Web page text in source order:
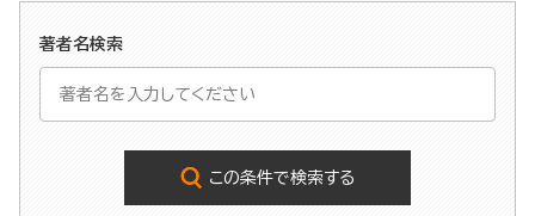
著者名検索
この条件で検索する